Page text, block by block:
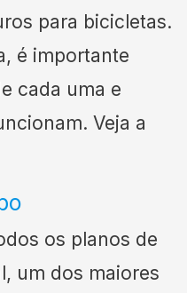
para bicicletas.
é importante
cada uma e
Veja a
os planos de
um dos maiores